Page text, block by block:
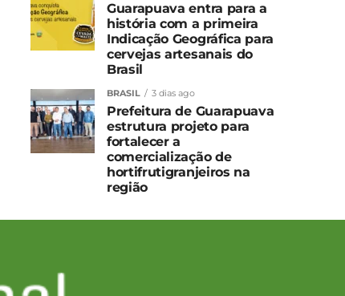
Guarapuava entra para a
história com a primeira
Indicação Geográfica para
cervejas artesanais do
Brasil
BRASIL 3 dias ago
Prefeitura de Guarapuava
estrutura projeto para
fortalecer a
comercialização de
hortifrutigranjeiros na
região